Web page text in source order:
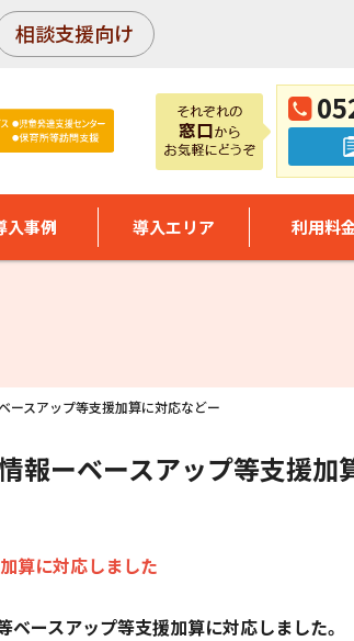
相談支援向け
入事例 導入エリア 利用料
ースアップ等支援加算に対応などー
情報ーベースアップ等支援
算に対応しました
ベースアップ等支援加算に対応しました。